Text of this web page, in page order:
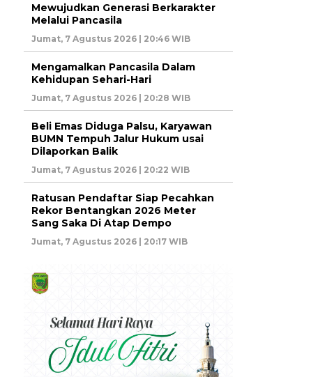
Mewujudkan Generasi Berkarakter
Melalui Pancasila
Jumat, 7 Agustus 2026 | 20:46 WIB
Mengamalkan Pancasila Dalam
Kehidupan Sehari-Hari
Jumat, 7 Agustus 2026 | 20:28 WIB
Beli Emas Diduga Palsu, Karyawan
BUMN Tempuh Jalur Hukum usai
Dilaporkan Balik
Jumat, 7 Agustus 2026 | 20:22 WIB
Ratusan Pendaftar Siap Pecahkan
Rekor Bentangkan 2026 Meter
Sang Saka Di Atap Dempo
Jumat, 7 Agustus 2026 | 20:17 WIB